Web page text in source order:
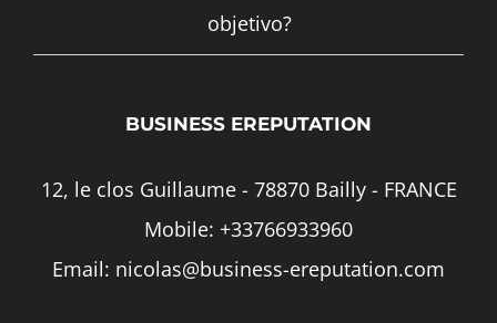
objetivo?
BUSINESS EREPUTATION
12, le clos Guillaume - 78870 Bailly - FRANCE
Mobile: +33766933960
Email: nicolas@business-ereputation.com